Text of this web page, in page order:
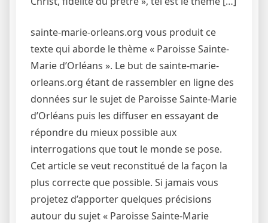
sainte-marie-orleans.org vous produit ce
texte qui aborde le thème « Paroisse Sainte-
Marie d’Orléans ». Le but de sainte-marie-
orleans.org étant de rassembler en ligne des
données sur le sujet de Paroisse Sainte-Marie
d’Orléans puis les diffuser en essayant de
répondre du mieux possible aux
interrogations que tout le monde se pose.
Cet article se veut reconstitué de la façon la
plus correcte que possible. Si jamais vous
projetez d’apporter quelques précisions
autour du sujet « Paroisse Sainte-Marie